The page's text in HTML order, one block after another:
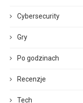
Cybersecurity
Gry
Po godzinach
Recenzje
Tech